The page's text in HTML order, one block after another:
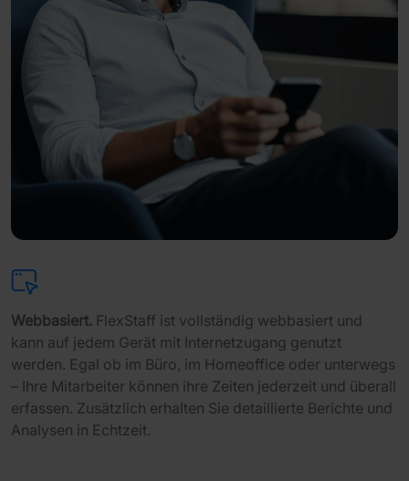
Webbasiert. FlexStaff ist vollständig webbasiert und
kann auf jedem Gerät mit Internetzugang genutzt
werden. Egal ob im Büro, im Homeoffice oder unterwegs
– Ihre Mitarbeiter können ihre Zeiten jederzeit und überall
erfassen. Zusätzlich erhalten Sie detaillierte Berichte und
Analysen in Echtzeit.